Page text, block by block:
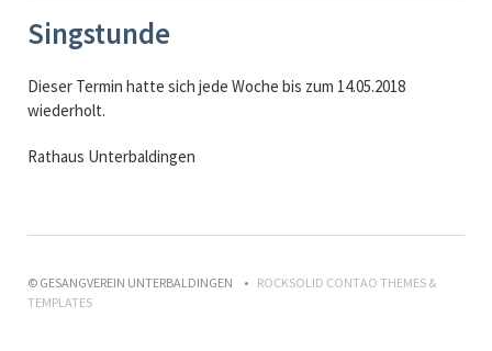
Singstunde
Dieser Termin hatte sich jede Woche bis zum 14.05.2018
wiederholt.
Rathaus Unterbaldingen
© GESANGVEREIN UNTERBALDINGEN
ROCKSOLID CONTAO THEMES &
TEMPLATES